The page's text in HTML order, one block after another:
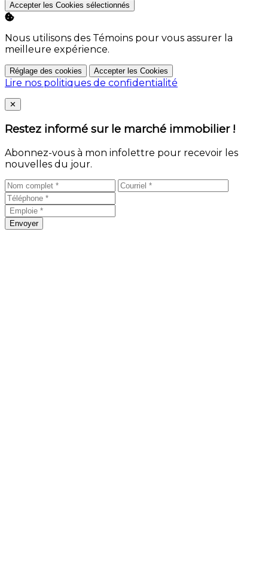
Accepter les Cookies sélectionnés
Nous utilisons des Témoins pour vous assurer la
meilleure expérience.
Réglage des cookies Accepter les Cookies
Lire nos politiques de confidentialité
Close
✕
Restez informé sur le marché immobilier !
Abonnez-vous à mon infolettre pour recevoir les
nouvelles du jour.
Envoyer